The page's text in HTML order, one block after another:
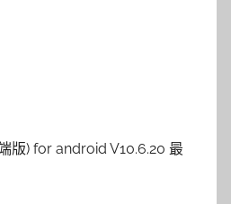
版) for android V10.6.20 最